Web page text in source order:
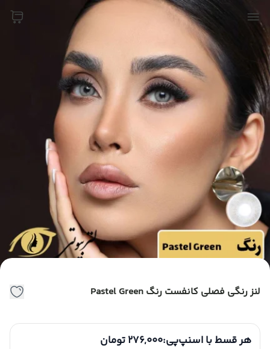
لنز رنگی فصلی کانفست رنگ Pastel Green
هر قسط با اسنپ‌پی:276,000 تومان